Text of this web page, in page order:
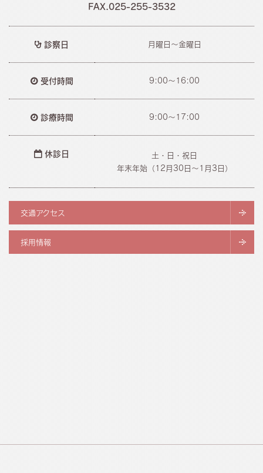
FAX.025-255-3532
診察日 月曜日～金曜日
受付時間 9:00～16:00
診療時間 9:00～17:00
休診日
土・日・祝日
年末年始（12月30日〜1月3日）
交通アクセス
採用情報